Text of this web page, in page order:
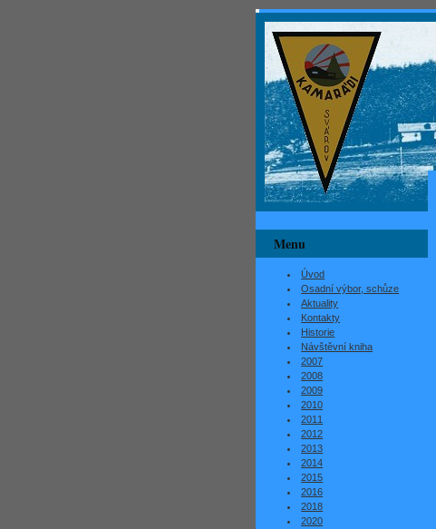
Menu
Úvod
Osadní výbor, schůze
Aktuality
Kontakty
Historie
Návštěvní kniha
2007
2008
2009
2010
2011
2012
2013
2014
2015
2016
2018
2020